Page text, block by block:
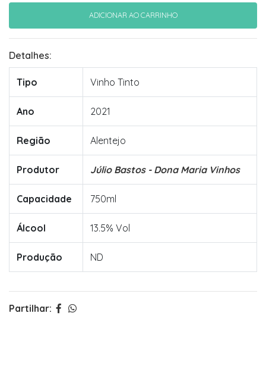
Detalhes:
Tipo Vinho Tinto
Ano 2021
Região Alentejo
Produtor Júlio Bastos - Dona Maria Vinhos
Capacidade 750ml
Álcool 13.5% Vol
Produção ND
Partilhar: